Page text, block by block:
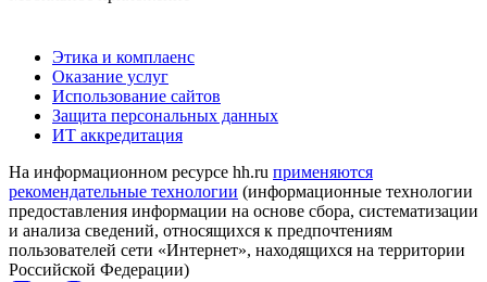
Этика и комплаенс
Оказание услуг
Использование сайтов
Защита персональных данных
ИТ аккредитация
На информационном ресурсе hh.ru применяются
рекомендательные технологии (информационные технологии
предоставления информации на основе сбора, систематизации
и анализа сведений, относящихся к предпочтениям
пользователей сети «Интернет», находящихся на территории
Российской Федерации)